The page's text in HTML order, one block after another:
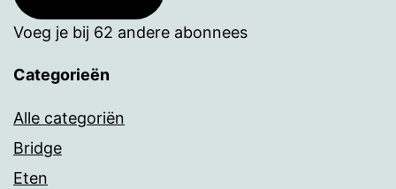
Voeg je bij 62 andere abonnees
Categorieën
Alle categoriën
Bridge
Eten